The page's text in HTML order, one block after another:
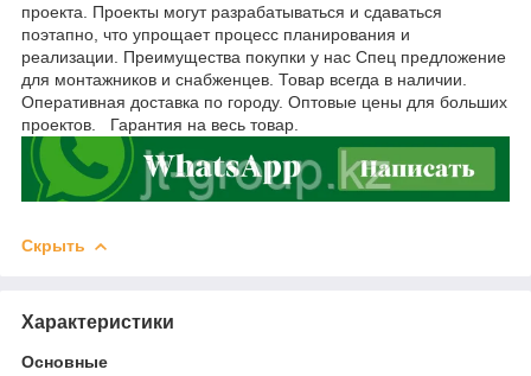
проекта. Проекты могут разрабатываться и сдаваться
поэтапно, что упрощает процесс планирования и
реализации. Преимущества покупки у нас Спец предложение
для монтажников и снабженцев. Товар всегда в наличии.
Оперативная доставка по городу. Оптовые цены для больших
проектов. Гарантия на весь товар.
Скрыть
Характеристики
Основные